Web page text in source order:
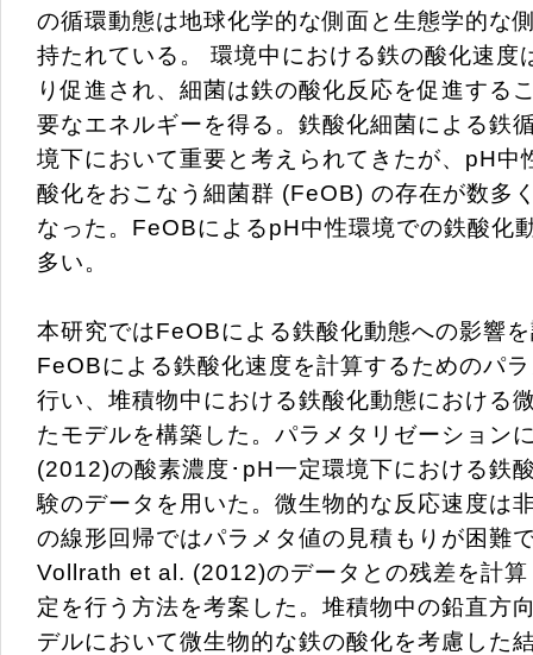
の循環動態は地球化学的な側面と生態学的な
持たれている。 環境中における鉄の酸化速度
り促進され、細菌は鉄の酸化反応を促進する
要なエネルギーを得る。鉄酸化細菌による鉄
境下において重要と考えられてきたが、pH中
酸化をおこなう細菌群 (FeOB) の存在が数多
なった。FeOBによるpH中性環境での鉄酸化
多い。
本研究ではFeOBによる鉄酸化動態への影響
FeOBによる鉄酸化速度を計算するためのパ
行い、堆積物中における鉄酸化動態における
たモデルを構築した。パラメタリゼーション
(2012)の酸素濃度･pH一定環境下における鉄
験のデータを用いた。微生物的な反応速度は
の線形回帰ではパラメタ値の見積もりが困難
Vollrath et al. (2012)のデータとの残差を計算
定を行う方法を考案した。堆積物中の鉛直方
デルにおいて微生物的な鉄の酸化を考慮した